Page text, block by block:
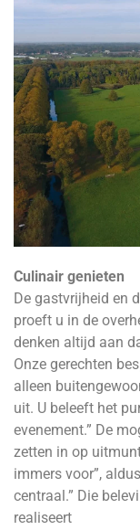
Culinair genieten
De gastvrijheid en
proeft u in de
denken altijd aan
Onze gerechten
alleen
uit. U beleeft het
evenement.” De
zetten in op
immers voor”,
centraal.” Die
realiseert